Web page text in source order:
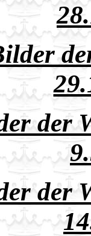
der
der